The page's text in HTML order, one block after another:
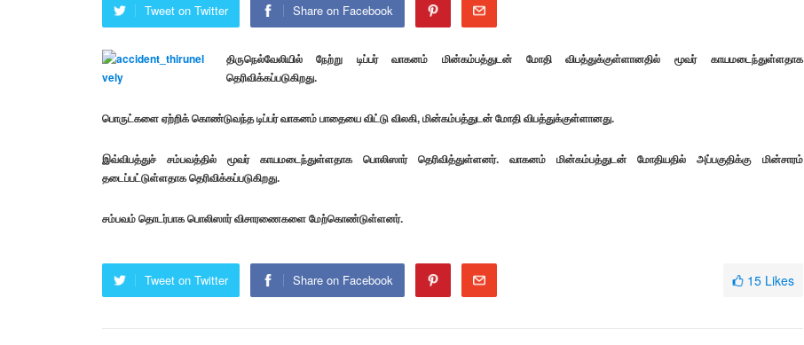
Tweet on Twitter Share on Facebook
திருநெல்வேலியில் நேற்று டிப்பர் வாகனம் மின்கம்பத்துடன் மோதி விபத்துக்குள்ளானதில் மூவர் காயமடைந்துள்ளதாக
தெரிவிக்கப்படுகிறது.
பொருட்களை ஏற்றிக் கொண்டுவந்த டிப்பர் வாகனம் பாதையை விட்டு விலகி, மின்கம்பத்துடன் மோதி விபத்துக்குள்ளானது.
இவ்விபத்துச் சம்பவத்தில் மூவர் காயமடைந்துள்ளதாக பொலிஸார் தெரிவித்துள்ளனர். வாகனம் மின்கம்பத்துடன் மோதியதில் அப்பகுதிக்கு மின்சாரம்
தடைப்பட்டுள்ளதாக தெரிவிக்கப்படுகிறது.
சம்பவம் தொடர்பாக பொலிஸார் விசாரணைகளை மேற்கொண்டுள்ளனர்.
Tweet on Twitter Share on Facebook 15 Likes